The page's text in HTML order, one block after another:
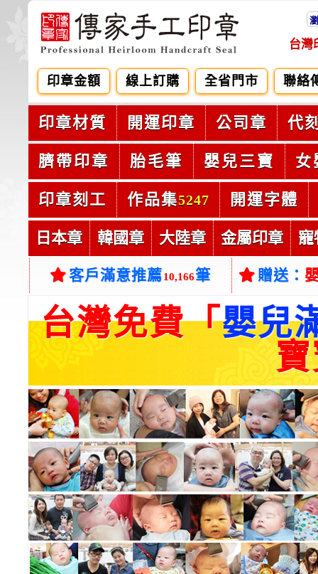
台灣
印章金額 線上訂購 全省門市 聯絡
印章材質 開運印章 公司章 代
臍帶印章 胎毛筆 嬰兒三寶 女
印章刻工 作品集5247 開運字體
日本章 韓國章 大陸章 金屬印章 寵
客戶滿意推薦10,166筆 贈送：
台灣免費「嬰兒